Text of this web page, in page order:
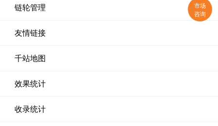
链轮管理
友情链接
千站地图
效果统计
收录统计
市场
咨询